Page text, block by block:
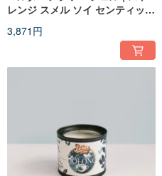
レンジ スメル ソイ センティッド
3,871円